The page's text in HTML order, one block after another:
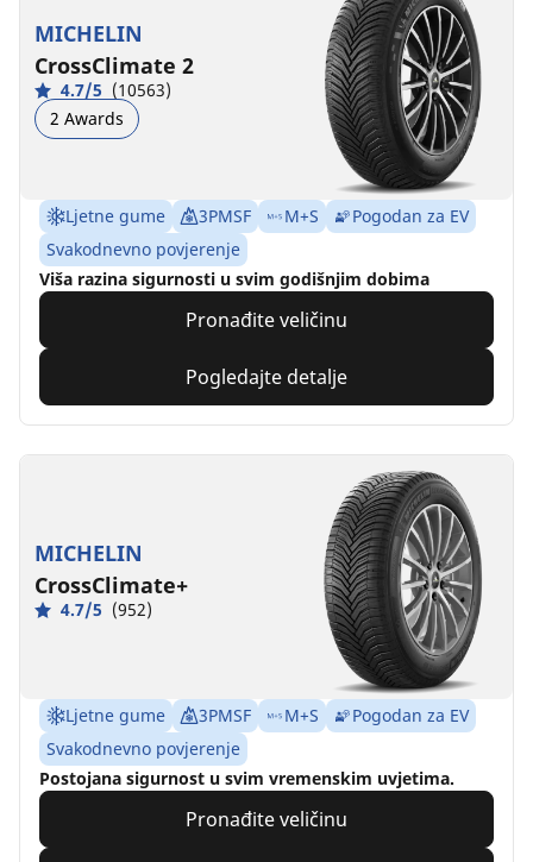
MICHELIN
CrossClimate 2
4.7/5 (10563)
2 Awards
Ljetne gume 3PMSF M+S
Pogodan za EV
Svakodnevno povjerenje
Viša razina sigurnosti u svim godišnjim dobima
Pronađite veličinu
Pogledajte detalje
MICHELIN
CrossClimate+
4.7/5 (952)
Ljetne gume 3PMSF M+S
Pogodan za EV
Svakodnevno povjerenje
Postojana sigurnost u svim vremenskim uvjetima.
Pronađite veličinu